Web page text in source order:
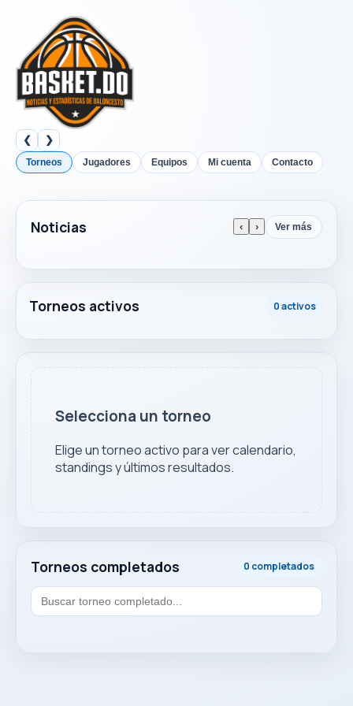
❮ ❯
Torneos Jugadores Equipos Mi cuenta Contacto
Noticias ‹ › Ver más
Torneos activos 0 activos
Torneos completados 0 completados
Selecciona un torneo
Elige un torneo activo para ver calendario,
standings y últimos resultados.